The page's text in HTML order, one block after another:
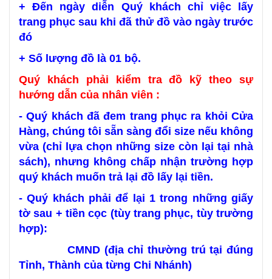
+ Đến ngày diễn Quý khách chỉ việc lấy
trang phục sau khi đã thử đồ vào ngày trước
đó
+ Số lượng đồ là 01 bộ.
Quý khách phải kiểm tra đồ kỹ theo sự
hướng dẫn của nhân viên :
- Quý khách đã đem trang phục ra khỏi Cửa
Hàng, chúng tôi sẵn sàng đổi size nếu không
vừa (chỉ lựa chọn những size còn lại tại nhà
sách), nhưng không chấp nhận trường hợp
quý khách muốn trả lại đồ lấy lại tiền.
- Quý khách phải để lại 1 trong những giấy
tờ sau + tiền cọc (tùy trang phục, tùy trường
hợp):
CMND (địa chỉ thường trú tại đúng
Tỉnh, Thành của từng Chi Nhánh)